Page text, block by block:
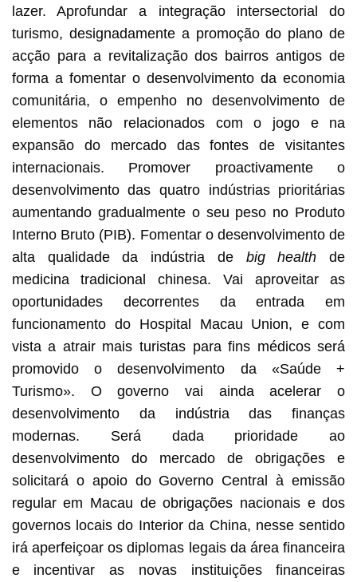
lazer. Aprofundar a integração intersectorial do
turismo, designadamente a promoção do plano de
acção para a revitalização dos bairros antigos de
forma a fomentar o desenvolvimento da economia
comunitária, o empenho no desenvolvimento de
elementos não relacionados com o jogo e na
expansão do mercado das fontes de visitantes
internacionais. Promover proactivamente o
desenvolvimento das quatro indústrias prioritárias
aumentando gradualmente o seu peso no Produto
Interno Bruto (PIB). Fomentar o desenvolvimento de
alta qualidade da indústria de big health de
medicina tradicional chinesa. Vai aproveitar as
oportunidades decorrentes da entrada em
funcionamento do Hospital Macau Union, e com
vista a atrair mais turistas para fins médicos será
promovido o desenvolvimento da «Saúde +
Turismo». O governo vai ainda acelerar o
desenvolvimento da indústria das finanças
modernas. Será dada prioridade ao
desenvolvimento do mercado de obrigações e
solicitará o apoio do Governo Central à emissão
regular em Macau de obrigações nacionais e dos
governos locais do Interior da China, nesse sentido
irá aperfeiçoar os diplomas legais da área financeira
e incentivar as novas instituições financeiras